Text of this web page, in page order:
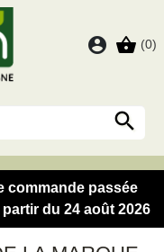
account_circle shopping_basket (0)

commande passée
du 24 août 2026